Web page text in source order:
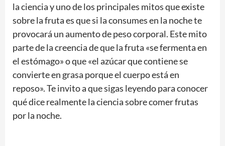
la ciencia y uno de los principales mitos que existe
sobre la fruta es que si la consumes en la noche te
provocará un aumento de peso corporal. Este mito
parte de la creencia de que la fruta «se fermenta en
el estómago» o que «el azúcar que contiene se
convierte en grasa porque el cuerpo está en
reposo». Te invito a que sigas leyendo para conocer
qué dice realmente la ciencia sobre comer frutas
por la noche.